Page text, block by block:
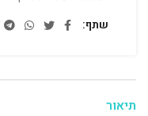
שתף
תיאור